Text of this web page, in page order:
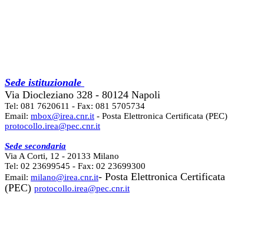
Sede istituzionale
Via Diocleziano 328 - 80124 Napoli
Tel: 081 7620611 - Fax: 081 5705734
Email: mbox@irea.cnr.it - Posta Elettronica Certificata (PEC)
protocollo.irea@pec.cnr.it
Sede secondaria
Via A Corti, 12 - 20133 Milano
Tel: 02 23699545 - Fax: 02 23699300
Email: milano@irea.cnr.it- Posta Elettronica Certificata
(PEC) protocollo.irea@pec.cnr.it